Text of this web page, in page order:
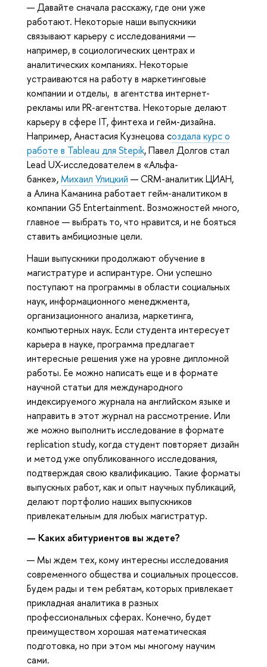
— Давайте сначала расскажу, где они уже
работают. Некоторые наши выпускники
связывают карьеру с исследованиями —
например, в социологических центрах и
аналитических компаниях. Некоторые
устраиваются на работу в маркетинговые
компании и отделы, в агентства интернет-
рекламы или PR-агентства. Некоторые делают
карьеру в сфере IT, финтеха и гейм-дизайна.
Например, Анастасия Кузнецова создала курс о
работе в Tableau для Stepik, Павел Долгов стал
Lead UX-исследователем в «Альфа-
банке», Михаил Улицкий — CRM-аналитик ЦИАН,
а Алина Каманина работает гейм-аналитиком в
компании G5 Entertainment. Возможностей много,
главное — выбрать то, что нравится, и не бояться
ставить амбициозные цели.
Наши выпускники продолжают обучение в
магистратуре и аспирантуре. Они успешно
поступают на программы в области социальных
наук, информационного менеджмента,
организационного анализа, маркетинга,
компьютерных наук. Если студента интересует
карьера в науке, программа предлагает
интересные решения уже на уровне дипломной
работы. Ее можно написать еще и в формате
научной статьи для международного
индексируемого журнала на английском языке и
направить в этот журнал на рассмотрение. Или
же можно выполнить исследование в формате
replication study, когда студент повторяет дизайн
и метод уже опубликованного исследования,
подтверждая свою квалификацию. Такие форматы
выпускных работ, как и опыт научных публикаций,
делают портфолио наших выпускников
привлекательным для любых магистратур.
— Каких абитуриентов вы ждете?
— Мы ждем тех, кому интересны исследования
современного общества и социальных процессов.
Будем рады и тем ребятам, которых привлекает
прикладная аналитика в разных
профессиональных сферах. Конечно, будет
преимуществом хорошая математическая
подготовка, но при этом мы многому научим
сами.